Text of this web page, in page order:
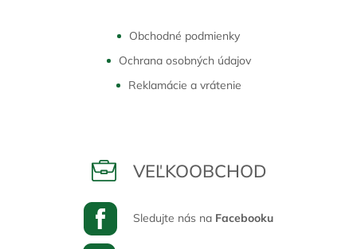
Obchodné podmienky
Ochrana osobných údajov
Reklamácie a vrátenie
VEĽKOOBCHOD
Sledujte nás na Facebooku